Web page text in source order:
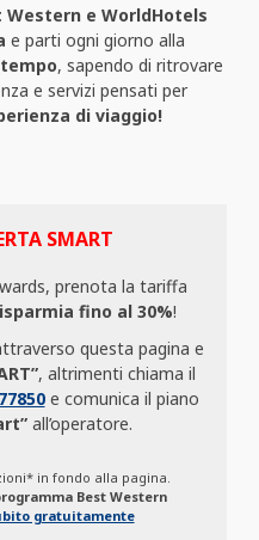
Western e WorldHotels
e parti ogni giorno alla
, sapendo di ritrovare
e servizi pensati per
di viaggio!
SMART
prenota la tariffa
fino al 30%!
questa pagina e
, altrimenti chiama il
e comunica il piano
all’operatore.
in fondo alla pagina.
Best Western
gratuitamente